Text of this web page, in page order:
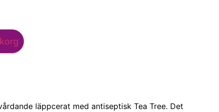
läppcerat med antiseptisk Tea Tree. Det